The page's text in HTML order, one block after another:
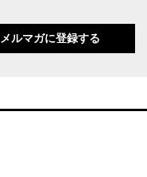
メルマガに登録する